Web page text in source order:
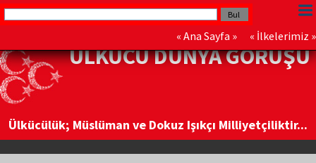
« Ana Sayfa » « İlkelerimiz »
ÜLKÜCÜ DÜNYA GÖRÜŞÜ
Ülkücülük; Müslüman ve Dokuz Işıkçı Milliyetçiliktir...